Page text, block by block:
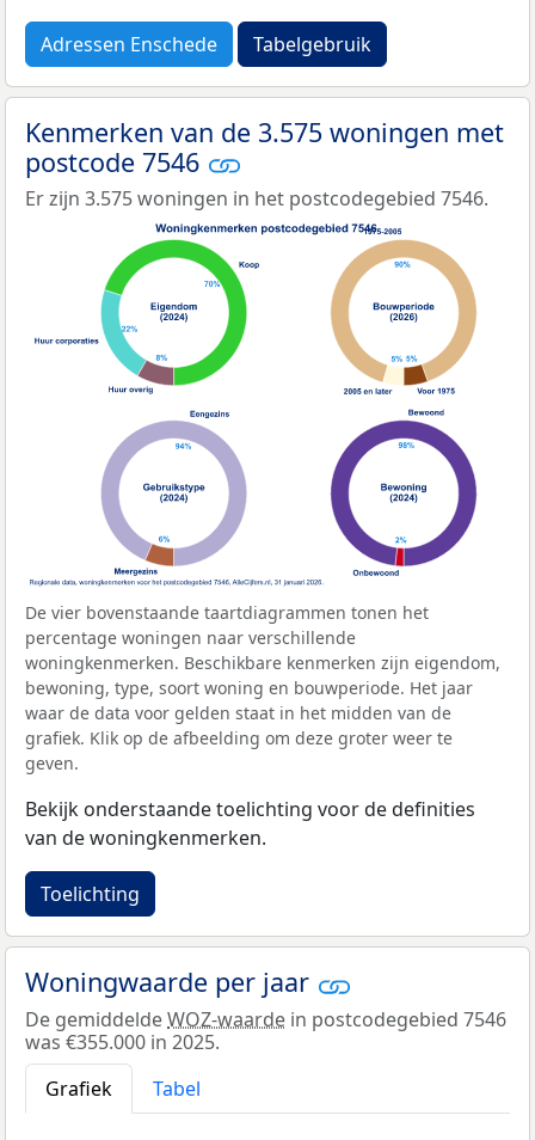
Adressen Enschede Tabelgebruik
Kenmerken van de 3.575 woningen met
postcode 7546
Er zijn 3.575 woningen in het postcodegebied 7546.
De vier bovenstaande taartdiagrammen tonen het
percentage woningen naar verschillende
woningkenmerken. Beschikbare kenmerken zijn eigendom,
bewoning, type, soort woning en bouwperiode. Het jaar
waar de data voor gelden staat in het midden van de
grafiek. Klik op de afbeelding om deze groter weer te
geven.
Bekijk onderstaande toelichting voor de definities
van de woningkenmerken.
Toelichting
Woningwaarde per jaar
De gemiddeldeWOZ-waarde in postcodegebied 7546
was €355.000 in 2025.
Grafiek
Tabel